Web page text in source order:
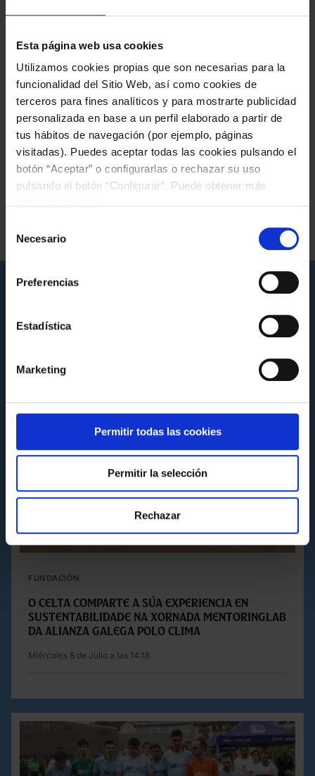
Esta página web usa cookies
Utilizamos cookies propias que son necesarias para la
funcionalidad del Sitio Web, así como cookies de
terceros para fines analíticos y para mostrarte publicidad
personalizada en base a un perfil elaborado a partir de
tus hábitos de navegación (por ejemplo, páginas
visitadas). Puedes aceptar todas las cookies pulsando el
botón “Aceptar” o configurarlas o rechazar su uso
pulsando el botón “Configurar”. Puede obtener más
consentimiento
Necesario
Preferencias
Estadística
Marketing
Permitir todas las cookies
Permitir la selección
Rechazar
Etiquetas da nova
Novas que poden interesarche
FUNDACIÓN
O Celta comparte a súa experiencia en
sustentabilidade na xornada MentoringLAB
da Alianza Galega polo Clima
Miércoles 8 de Julio a las 14:18